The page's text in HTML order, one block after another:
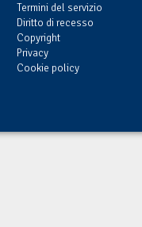
Termini del servizio
Diritto di recesso
Copyright
Privacy
Cookie policy